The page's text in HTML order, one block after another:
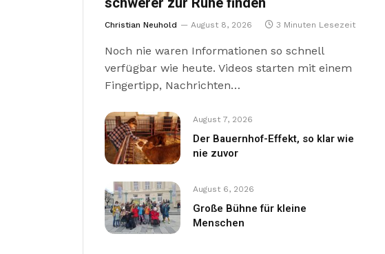
Christian Neuhold August 8, 2026 3 Minuten Lesezeit
Noch nie waren Informationen so schnell
verfügbar wie heute. Videos starten mit einem
Fingertipp, Nachrichten…
August 7, 2026
Der Bauernhof-Effekt, so klar wie
nie zuvor
August 6, 2026
Große Bühne für kleine
Menschen